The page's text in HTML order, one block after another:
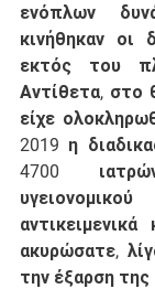
ενόπλων
κινήθηκαν οι
εκτός του
Αντίθετα, στο
είχε
2019 η
4700
ακυρώσατε,
την έξαρση της